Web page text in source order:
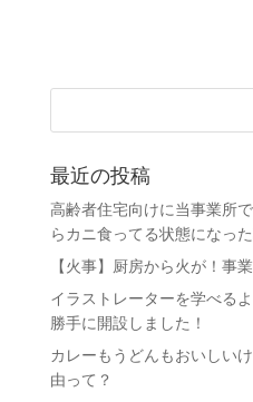
最近の投稿
高齢者住宅向けに当事業所
らカニ食ってる状態になっ
【火事】厨房から火が！事
イラストレーターを学べる
勝手に開設しました！
カレーもうどんもおいしい
由って？